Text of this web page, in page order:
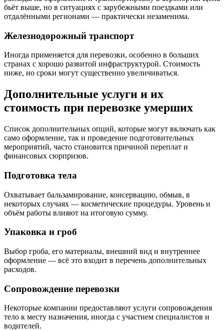
бьёт выше, но в ситуациях с зарубежными поездками или
отдалёнными регионами — практически незаменима.
Железнодорожный транспорт
Иногда применяется для перевозки, особенно в больших
странах с хорошо развитой инфраструктурой. Стоимость
ниже, но сроки могут существенно увеличиваться.
Дополнительные услуги и их
стоимость при перевозке умерших
Список дополнительных опций, которые могут включать как
само оформление, так и проведение подготовительных
мероприятий, часто становится причиной переплат и
финансовых сюрпризов.
Подготовка тела
Охватывает бальзамирование, консервацию, обмыв, в
некоторых случаях — косметические процедуры. Уровень и
объём работы влияют на итоговую сумму.
Упаковка и гроб
Выбор гроба, его материалы, внешний вид и внутреннее
оформление — всё это входит в перечень дополнительных
расходов.
Сопровождение перевозки
Некоторые компании предоставляют услуги сопровождения
тело к месту назначения, иногда с участием специалистов и
водителей.